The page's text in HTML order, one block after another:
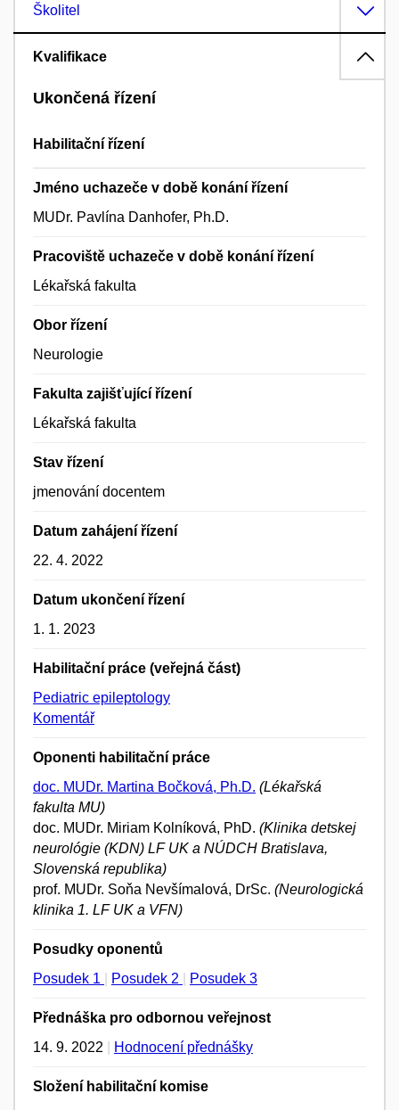
Školitel
Kvalifikace
Ukončená řízení
Habilitační řízení
Jméno uchazeče v době konání řízení
MUDr. Pavlína Danhofer, Ph.D.
Pracoviště uchazeče v době konání řízení
Lékařská fakulta
Obor řízení
Neurologie
Fakulta zajišťující řízení
Lékařská fakulta
Stav řízení
jmenování docentem
Datum zahájení řízení
22. 4. 2022
Datum ukončení řízení
1. 1. 2023
Habilitační práce (veřejná část)
Pediatric epileptology
Komentář
Oponenti habilitační práce
doc. MUDr. Martina Bočková, Ph.D. (Lékařská
fakulta MU)
doc. MUDr. Miriam Kolníková, PhD. (Klinika detskej
neurológie (KDN) LF UK a NÚDCH Bratislava,
Slovenská republika)
prof. MUDr. Soňa Nevšímalová, DrSc. (Neurologická
klinika 1. LF UK a VFN)
Posudky oponentů
Posudek 1
Posudek 2 Posudek 3
Přednáška pro odbornou veřejnost
14. 9. 2022
Hodnocení přednášky
Složení habilitační komise